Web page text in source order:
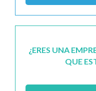
¿ERES UNA
QUE